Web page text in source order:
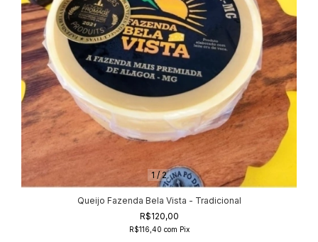
1 /2
Queijo Fazenda Bela Vista - Tradicional
R$120,00
R$116,40 com Pix